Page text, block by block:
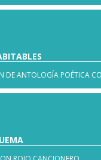
DE ANTOLOGÍA POÉTICA